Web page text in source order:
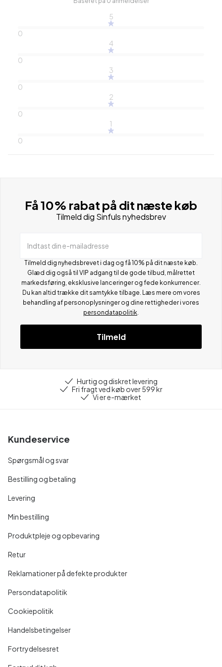
5
0
4
0
3
0
2
0
1
0
Få 10% rabat på dit næste køb
Tilmeld dig Sinfuls nyhedsbrev
Indtast din e-mailadresse
Tilmeld dig nyhedsbrevet i dag og få 10% på dit næste køb.
Glæd dig også til VIP adgang til de gode tilbud, målrettet
markedsføring, eksklusive lanceringer og fede konkurrencer.
Du kan altid trække dit samtykke tilbage. Læs mere om vores
behandling af personoplysninger og dine rettigheder i vores
persondatapolitik
Tilmeld
Hurtig og diskret levering
Fri fragt ved køb over 599 kr
Vi er e-mærket
Kundeservice
Spørgsmål og svar
Bestilling og betaling
Levering
Min bestilling
Produktpleje og opbevaring
Retur
Reklamationer på defekte produkter
Persondatapolitik
Cookiepolitik
Handelsbetingelser
Fortrydelsesret